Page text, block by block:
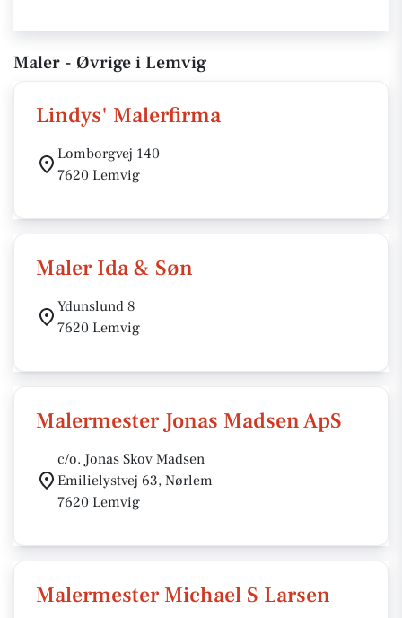
Maler - Øvrige i Lemvig
Lindys' Malerfirma
Lomborgvej 140
7620 Lemvig
Maler Ida & Søn
Ydunslund 8
7620 Lemvig
Malermester Jonas Madsen ApS
c/o. Jonas Skov Madsen
Emilielystvej 63, Nørlem
7620 Lemvig
Malermester Michael S Larsen